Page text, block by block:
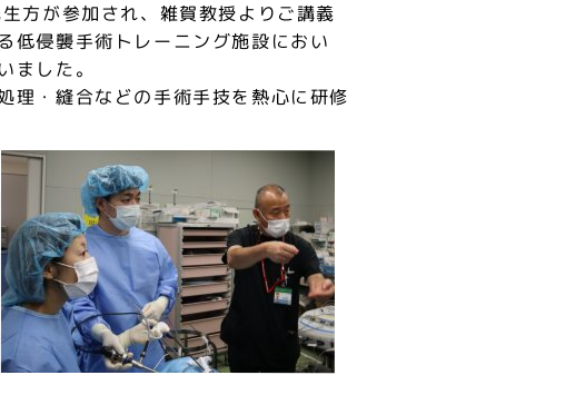
方が参加され、雑賀教授よりご講義
低侵襲手術トレーニング施設におい
ました。
理・縫合などの手術手技を熱心に研修